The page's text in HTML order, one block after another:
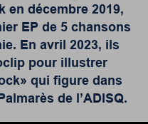
en décembre 2019,
EP de 5 chansons
En avril 2023, ils
pour illustrer
qui figure dans
de l’ADISQ.